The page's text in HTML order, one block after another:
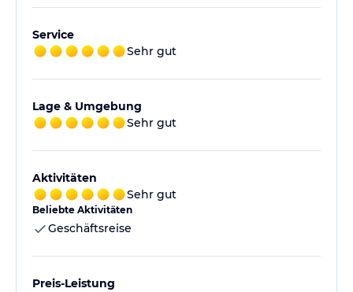
Service
Sehr gut
Lage & Umgebung
Sehr gut
Aktivitäten
Sehr gut
Beliebte Aktivitäten
Geschäftsreise
Preis-Leistung